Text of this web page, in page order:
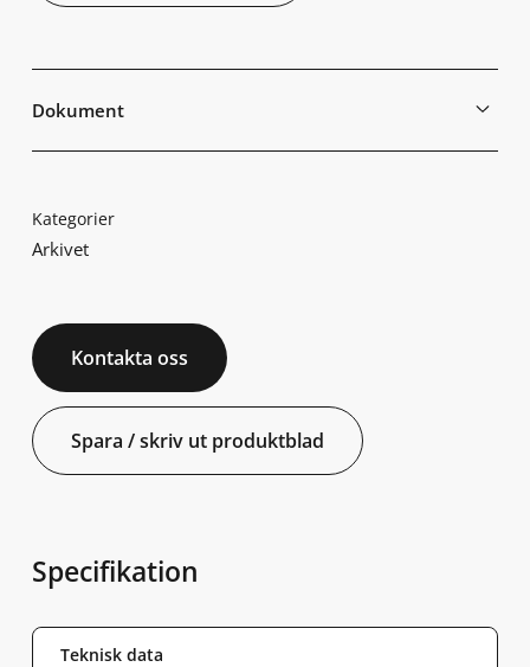
Dokument
Kategorier
Arkivet
Kontakta oss
Spara / skriv ut produktblad
Specifikation
Teknisk data